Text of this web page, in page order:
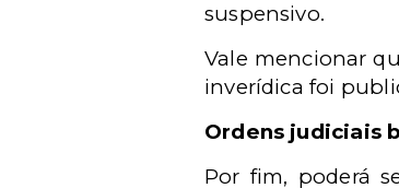
suspensivo.
Vale mencionar
inverídica foi
Ordens judiciais
Por fim, poderá